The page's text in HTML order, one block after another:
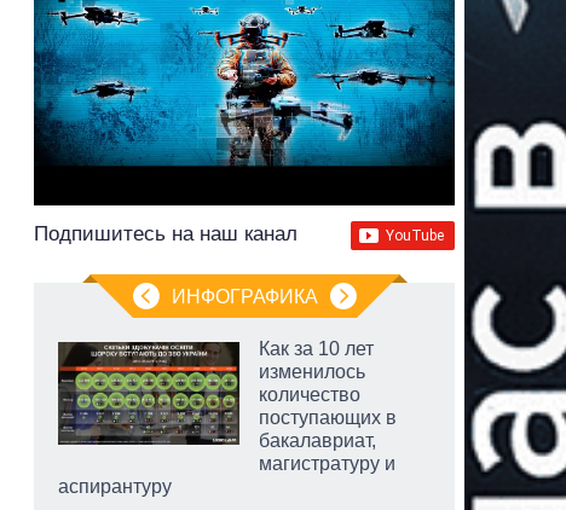
Подпишитесь на наш канал
ИНФОГРАФИКА
Как за 10 лет
изменилось
количество
поступающих в
бакалавриат,
магистратуру и
аспирантуру